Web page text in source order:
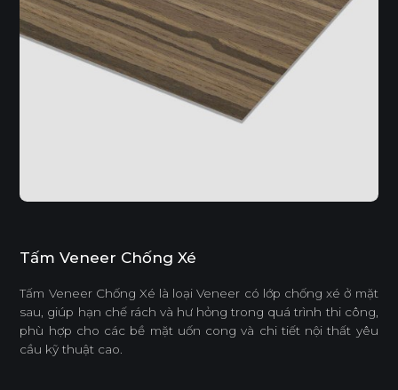
Tấm Veneer Chống Xé
Tấm Veneer Chống Xé là loại Veneer có lớp chống xé ở mặt
sau, giúp hạn chế rách và hư hỏng trong quá trình thi công,
phù hợp cho các bề mặt uốn cong và chi tiết nội thất yêu
cầu kỹ thuật cao.